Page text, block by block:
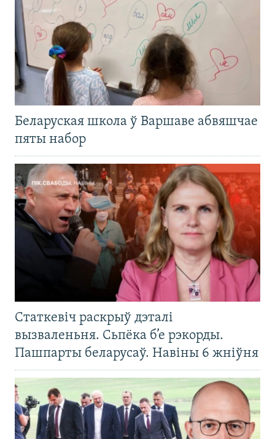
Беларуская школа ў Варшаве абвяшчае
пяты набор
Статкевіч раскрыў дэталі
вызваленьня. Сьпёка б’е рэкорды.
Пашпарты беларусаў. Навіны 6 жніўня